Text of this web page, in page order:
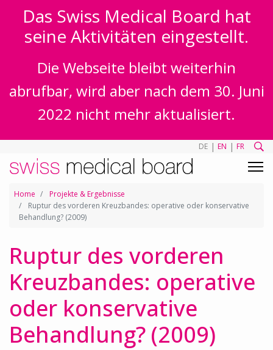
Das Swiss Medical Board hat
seine Aktivitäten eingestellt.
Die Webseite bleibt weiterhin
abrufbar, wird aber nach dem 30. Juni
2022 nicht mehr aktualisiert.
DE | EN | FR
Home
Projekte & Ergebnisse
Ruptur des vorderen Kreuzbandes: operative oder konservative
Behandlung? (2009)
Ruptur des vorderen
Kreuzbandes: operative
oder konservative
Behandlung? (2009)